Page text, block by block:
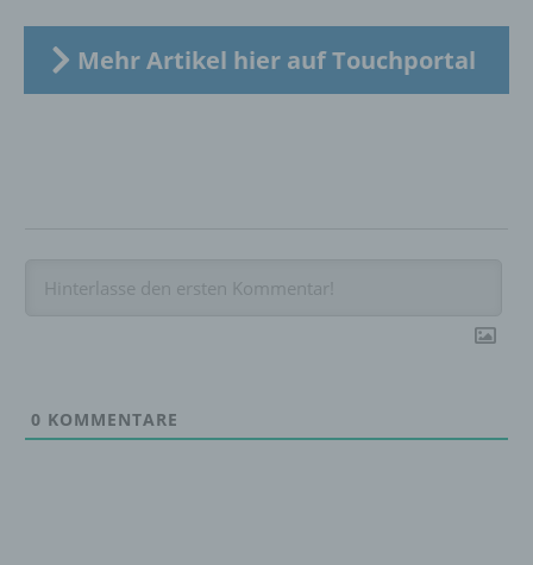
Mehr Artikel hier auf Touchportal
0 KOMMENTARE
Verarbeitung personenbezogener Daten, die
darin besteht, dass diese